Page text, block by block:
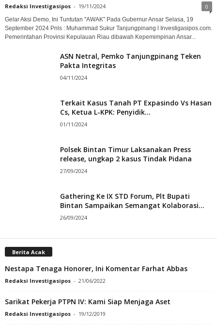
Redaksi Investigasipos - 19/11/2024 0
Gelar Aksi Demo, Ini Tuntutan "AWAK" Pada Gubernur Ansar Selasa, 19
September 2024 Pnls : Muhammad Sukur Tanjungpinang l Investigasipos.com.
Pemerintahan Provinsi Kepulauan Riau dibawah Kepemimpinan Ansar...
ASN Netral, Pemko Tanjungpinang Teken
Pakta Integritas
04/11/2024
Terkait Kasus Tanah PT Expasindo Vs Hasan
Cs, Ketua L-KPK: Penyidik...
01/11/2024
Polsek Bintan Timur Laksanakan Press
release, ungkap 2 kasus Tindak Pidana
27/09/2024
Gathering Ke IX STD Forum, Plt Bupati
Bintan Sampaikan Semangat Kolaborasi...
26/09/2024
Berita Acak
Nestapa Tenaga Honorer, Ini Komentar Farhat Abbas
Redaksi Investigasipos - 21/06/2022
Sarikat Pekerja PTPN IV: Kami Siap Menjaga Aset
Redaksi Investigasipos - 19/12/2019